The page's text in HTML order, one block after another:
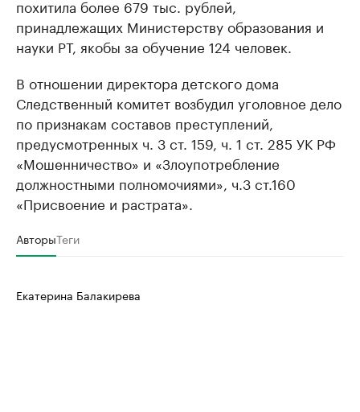
похитила более 679 тыс. рублей,
принадлежащих Министерству образования и
науки РТ, якобы за обучение 124 человек.
В отношении директора детского дома
Следственный комитет возбудил уголовное дело
по признакам составов преступлений,
предусмотренных ч. 3 ст. 159, ч. 1 ст. 285 УК РФ
«Мошенничество» и «Злоупотребление
должностными полномочиями», ч.3 ст.160
«Присвоение и растрата».
АвторыТеги
Екатерина Балакирева